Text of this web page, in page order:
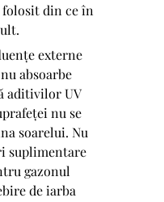
din ce în
externe
absoarbe
aditivilor UV
nu se
soarelui. Nu
suplimentare
gazonul
de iarba